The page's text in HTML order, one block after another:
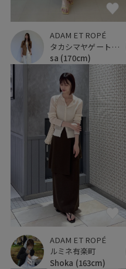
ADAM ET ROPÉ
タカシマヤゲートタワーモール
sa (170cm)
ADAM ET ROPÉ
ルミネ有楽町
Shoka (163cm)